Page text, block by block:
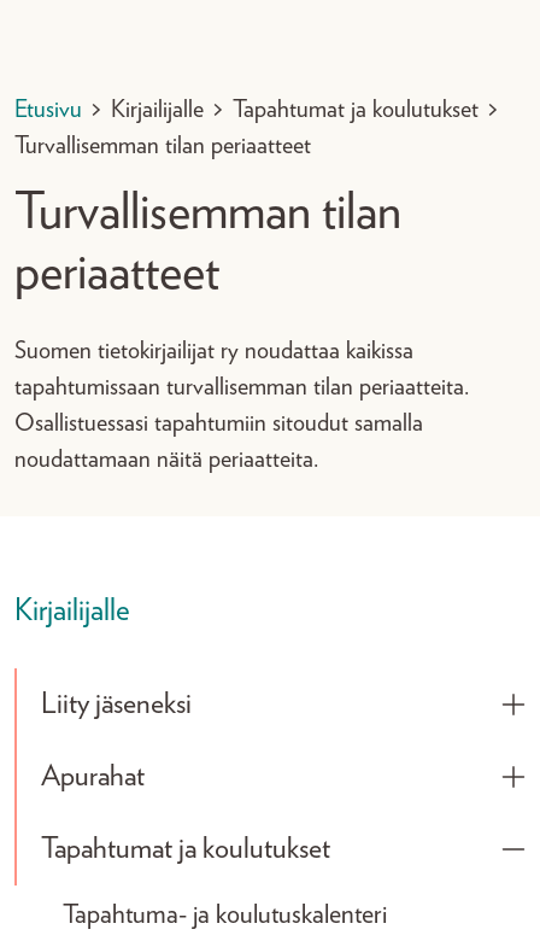
Etusivu > Kirjailijalle > Tapahtumat ja koulutukset >
Turvallisemman tilan periaatteet
Turvallisemman tilan
periaatteet
Suomen tietokirjailijat ry noudattaa kaikissa
tapahtumissaan turvallisemman tilan periaatteita.
Osallistuessasi tapahtumiin sitoudut samalla
noudattamaan näitä periaatteita.
Kirjailijalle
Liity jäseneksi
Apurahat
Tapahtumat ja koulutukset
Tapahtuma- ja koulutuskalenteri